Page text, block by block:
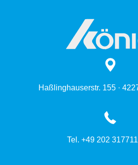
Haßlinghauserstr. 155 ·
Tel. +49 202